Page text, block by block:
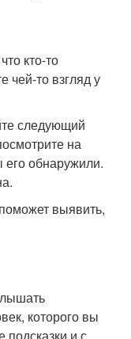
кто-то
чей-то взгляд у
следующий
на
его обнаружили.
выявить,
которого вы